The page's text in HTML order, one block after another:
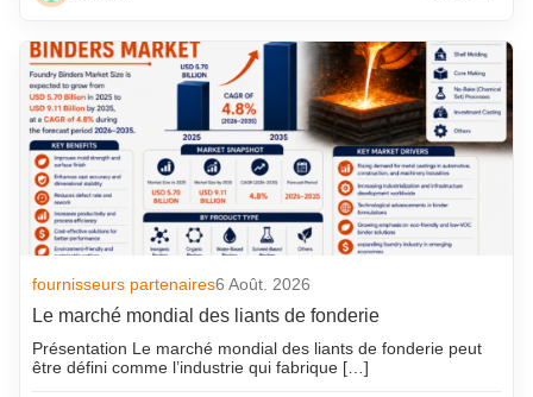
fournisseurs partenaires6 Août. 2026
Le marché mondial des liants de fonderie
Présentation Le marché mondial des liants de fonderie peut
être défini comme l’industrie qui fabrique […]